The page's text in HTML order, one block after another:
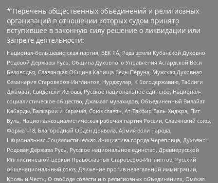
* Перечень общественных объединений и религиозных
организаций в отношении которых судом принято
вступившее в законную силу решение о ликвидации или
запрете деятельности:
Национал-большевистская партия, ВЕК РА, Рада земли Кубанской Духовно
Родовой Державы Русь, Община Духовного Управления Асгардской Веси
Беловодья, Славянская Община Капища Веды Перуна, Мужская Духовная
Семинария Староверов-Инглингов, Нурджулар, К Богодержавию, Таблиги
Джамаат, Свидетели Иеговы, Русское национальное единство, Национал-
социалистическое общество, Джамаат мувахидов, Объединенный Вилайат
Кабарды, Балкарии и Карачая, Союз славян, Ат-Такфир Валь-Хиджра, Пит
Буль, Национал-социалистическая рабочая партия России, Славянский союз,
Формат-18, Благородный Орден Дьявола, Армия воли народа,
Национальная Социалистическая Инициатива города Череповца, Духовно-
Родовая Держава Русь, Русское национальное единство, Древнерусской
Инглистической церкви Православных Староверов-Инглингов, Русский
общенациональный союз, Движение против нелегальной иммиграции,
Кровь и Честь, О свободе совести и о религиозных объединениях, Омская